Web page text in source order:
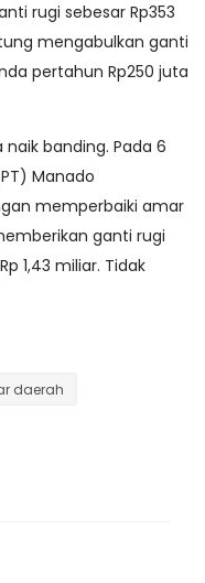
rugi sebesar Rp353
mengabulkan ganti
pertahun Rp250 juta
banding. Pada 6
Manado
memperbaiki amar
ganti rugi
1,43 miliar. Tidak
daerah